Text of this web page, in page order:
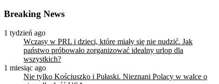
Breaking News
1 tydzień ago
Wczasy w PRL i dzieci, które miały się nie nudzić. Jak
państwo próbowało zorganizować idealny urlop dla
wszystkich?
1 miesiąc ago
Nie tylko Kościuszko i Pułaski. Nieznani Polacy w walce o